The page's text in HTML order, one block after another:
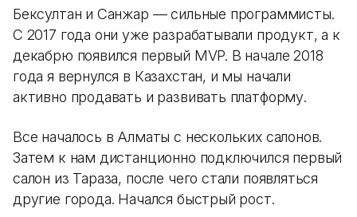
Бексултан и Санжар — сильные программисты.
С 2017 года они уже разрабатывали продукт, а к
декабрю появился первый MVP. В начале 2018
года я вернулся в Казахстан, и мы начали
активно продавать и развивать платформу.
Все началось в Алматы с нескольких салонов.
Затем к нам дистанционно подключился первый
салон из Тараза, после чего стали появляться
другие города. Начался быстрый рост.